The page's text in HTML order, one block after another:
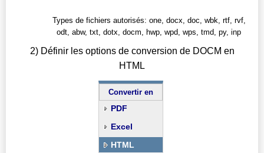
Types de fichiers autorisés: one, docx, doc, wbk, rtf, rvf,
odt, abw, txt, dotx, docm, hwp, wpd, wps, tmd, py, inp
2) Définir les options de conversion de DOCM en
HTML
Convertir en
PDF
Excel
HTML